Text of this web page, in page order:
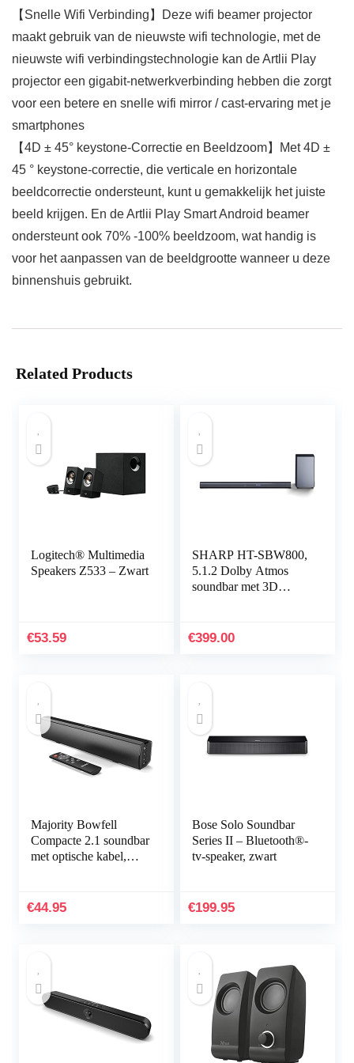
【Snelle Wifi Verbinding】Deze wifi beamer projector
maakt gebruik van de nieuwste wifi technologie, met de
nieuwste wifi verbindingstechnologie kan de Artlii Play
projector een gigabit-netwerkverbinding hebben die zorgt
voor een betere en snelle wifi mirror / cast-ervaring met je
smartphones
【4D ± 45° keystone-Correctie en Beeldzoom】Met 4D ±
45 ° keystone-correctie, die verticale en horizontale
beeldcorrectie ondersteunt, kunt u gemakkelijk het juiste
beeld krijgen. En de Artlii Play Smart Android beamer
ondersteunt ook 70% -100% beeldzoom, wat handig is
voor het aanpassen van de beeldgrootte wanneer u deze
binnenshuis gebruikt.
Related Products
Logitech® Multimedia
Speakers Z533 – Zwart
€53.59
SHARP HT-SBW800,
5.1.2 Dolby Atmos
soundbar met 3D
Bluetooth, 4K-
€399.00
Majority Bowfell
Compacte 2.1 soundbar
met optische kabel,
voor tv en pc…
€44.95
Bose Solo Soundbar
Series II – Bluetooth®-
tv-speaker, zwart
€199.95